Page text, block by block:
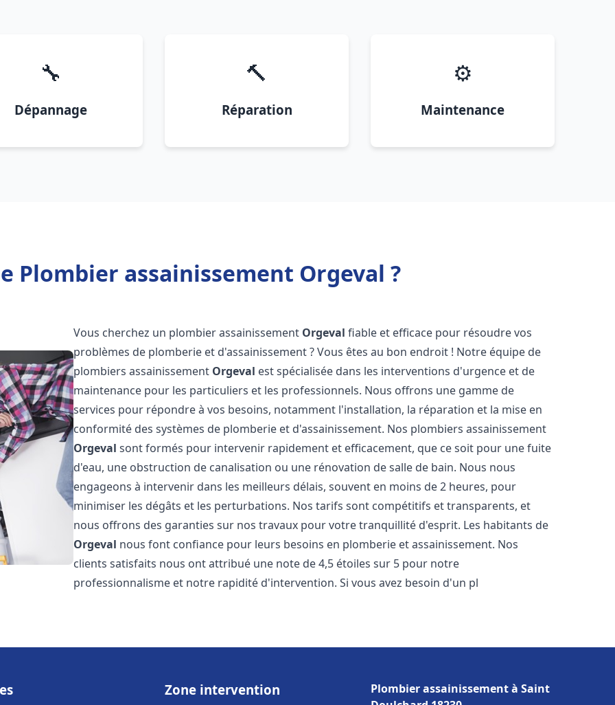
🔧
Dépannage
🔨
Réparation
⚙️
Maintenance
Plombier assainissement Orgeval ?
Vous cherchez un plombier assainissement Orgeval fiable et efficace pour résoudre vos
problèmes de plomberie et d'assainissement ? Vous êtes au bon endroit ! Notre équipe de
plombiers assainissement Orgeval est spécialisée dans les interventions d'urgence et de
maintenance pour les particuliers et les professionnels. Nous offrons une gamme de
services pour répondre à vos besoins, notamment l'installation, la réparation et la mise en
conformité des systèmes de plomberie et d'assainissement. Nos plombiers assainissement
Orgeval sont formés pour intervenir rapidement et efficacement, que ce soit pour une fuite
d'eau, une obstruction de canalisation ou une rénovation de salle de bain. Nous nous
engageons à intervenir dans les meilleurs délais, souvent en moins de 2 heures, pour
minimiser les dégâts et les perturbations. Nos tarifs sont compétitifs et transparents, et
nous offrons des garanties sur nos travaux pour votre tranquillité d'esprit. Les habitants de
Orgeval nous font confiance pour leurs besoins en plomberie et assainissement. Nos
clients satisfaits nous ont attribué une note de 4,5 étoiles sur 5 pour notre
professionnalisme et notre rapidité d'intervention. Si vous avez besoin d'un pl
Zone intervention
Plombier assainissement à Saint